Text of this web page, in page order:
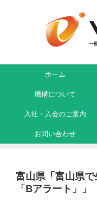
ホーム
機構について
入社・入会のご案内
お問い合わせ
富山県「富山県
「Bアラート」」